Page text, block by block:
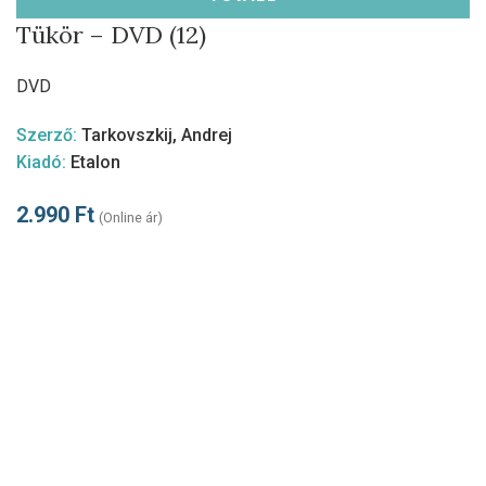
Tükör – DVD (12)
DVD
Szerző: Tarkovszkij, Andrej
Kiadó: Etalon
2.990 Ft (Online ár)